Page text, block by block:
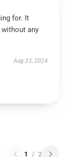
for. It
any
Aug 23, 2024
1 / 2